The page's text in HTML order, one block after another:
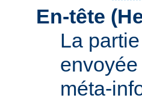
En-tête
La
méta-